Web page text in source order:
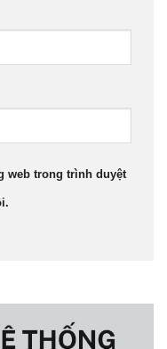
web trong trình duyệt